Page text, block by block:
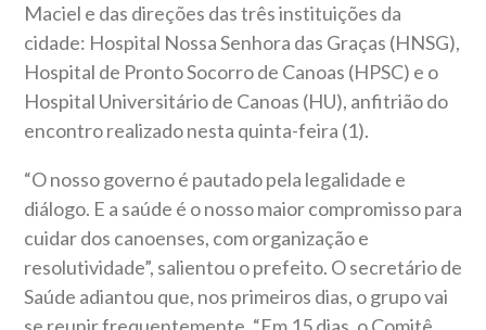
Maciel e das direções das três instituições da
cidade: Hospital Nossa Senhora das Graças (HNSG),
Hospital de Pronto Socorro de Canoas (HPSC) e o
Hospital Universitário de Canoas (HU), anfitrião do
encontro realizado nesta quinta-feira (1).
“O nosso governo é pautado pela legalidade e
diálogo. E a saúde é o nosso maior compromisso para
cuidar dos canoenses, com organização e
resolutividade”, salientou o prefeito. O secretário de
Saúde adiantou que, nos primeiros dias, o grupo vai